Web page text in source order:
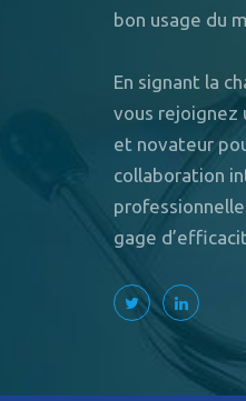
bon usage du
En signant la
vous rejoignez
et novateur
collaboration
gage